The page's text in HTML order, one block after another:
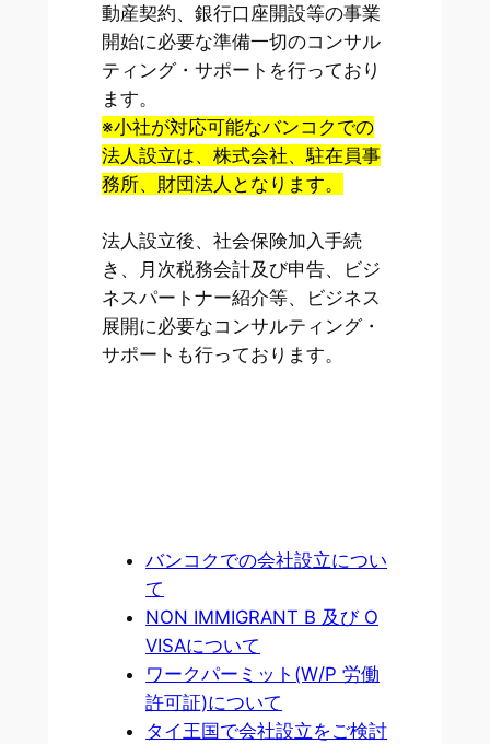
動産契約、銀行口座開設等の事業
開始に必要な準備一切のコンサル
ティング・サポートを行っており
ます。
※小社が対応可能なバンコクでの
法人設立は、株式会社、駐在員事
務所、財団法人となります。
法人設立後、社会保険加入手続
き、月次税務会計及び申告、ビジ
ネスパートナー紹介等、ビジネス
展開に必要なコンサルティング・
サポートも行っております。
バンコクでの会社設立につい
て
NON IMMIGRANT B 及び O
VISAについて
ワークパーミット(W/P 労働
許可証)について
タイ王国で会社設立をご検討